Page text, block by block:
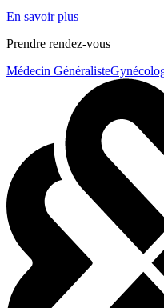
En savoir plus
Prendre rendez-vous
Médecin Généraliste